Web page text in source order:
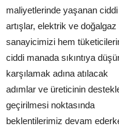
maliyetlerinde yaşanan ciddi
artışlar, elektrik ve
sanayicimizi hem
ciddi manada sıkıntıya
karşılamak adına atılacak
adımlar ve üreticinin
geçirilmesi noktasında
beklentilerimiz devam